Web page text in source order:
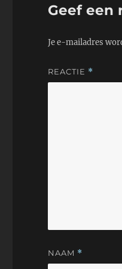
Geef een
Je e-mailadres
REACTIE *
NAAM *